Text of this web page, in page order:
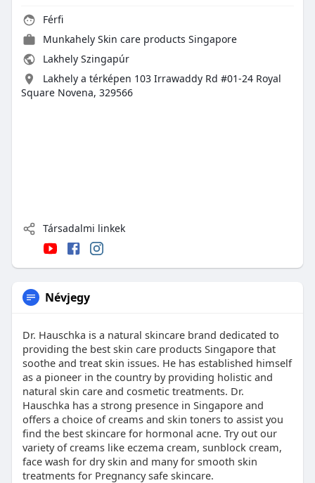
Férfi
Munkahely Skin care products Singapore
Lakhely Szingapúr
Lakhely a térképen 103 Irrawaddy Rd #01-24 Royal
Square Novena, 329566
Társadalmi linkek
Névjegy
Dr. Hauschka is a natural skincare brand dedicated to
providing the best skin care products Singapore that
soothe and treat skin issues. He has established himself
as a pioneer in the country by providing holistic and
natural skin care and cosmetic treatments. Dr.
Hauschka has a strong presence in Singapore and
offers a choice of creams and skin toners to assist you
find the best skincare for hormonal acne. Try out our
variety of creams like eczema cream, sunblock cream,
face wash for dry skin and many for smooth skin
treatments for Pregnancy safe skincare.